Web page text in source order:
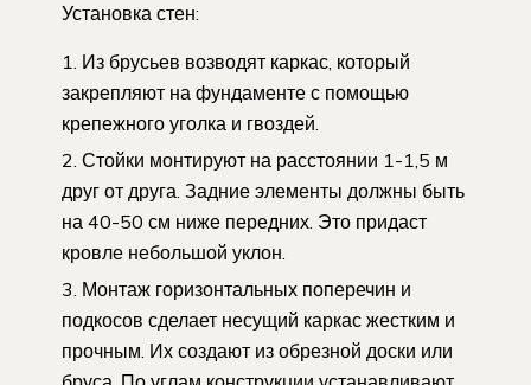
Установка стен:
Из брусьев возводят каркас, который
закрепляют на фундаменте с помощью
крепежного уголка и гвоздей.
Стойки монтируют на расстоянии 1-1,5 м
друг от друга. Задние элементы должны быть
на 40-50 см ниже передних. Это придаст
кровле небольшой уклон.
Монтаж горизонтальных поперечин и
подкосов сделает несущий каркас жестким и
прочным. Их создают из обрезной доски или